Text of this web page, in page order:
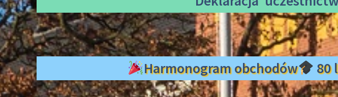
Harmonogram obchodów 80